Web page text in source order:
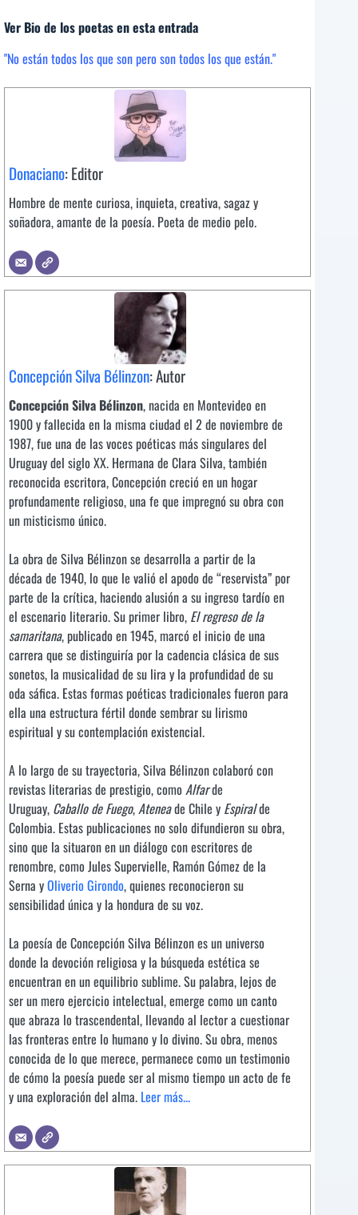
Ver Bio de los poetas en esta entrada
"No están todos los que son pero son todos los que están."
Donaciano: Editor
Hombre de mente curiosa, inquieta, creativa, sagaz y
soñadora, amante de la poesía. Poeta de medio pelo.
Concepción Silva Bélinzon: Autor
Concepción Silva Bélinzon, nacida en Montevideo en
1900 y fallecida en la misma ciudad el 2 de noviembre de
1987, fue una de las voces poéticas más singulares del
Uruguay del siglo XX. Hermana de Clara Silva, también
reconocida escritora, Concepción creció en un hogar
profundamente religioso, una fe que impregnó su obra con
un misticismo único.
La obra de Silva Bélinzon se desarrolla a partir de la
década de 1940, lo que le valió el apodo de “reservista” por
parte de la crítica, haciendo alusión a su ingreso tardío en
el escenario literario. Su primer libro, El regreso de la
samaritana, publicado en 1945, marcó el inicio de una
carrera que se distinguiría por la cadencia clásica de sus
sonetos, la musicalidad de su lira y la profundidad de su
oda sáfica. Estas formas poéticas tradicionales fueron para
ella una estructura fértil donde sembrar su lirismo
espiritual y su contemplación existencial.
A lo largo de su trayectoria, Silva Bélinzon colaboró con
revistas literarias de prestigio, como Alfarde
Uruguay, Caballo de Fuego,Ateneade Chile y Espiralde
Colombia. Estas publicaciones no solo difundieron su obra,
sino que la situaron en un diálogo con escritores de
renombre, como Jules Supervielle, Ramón Gómez de la
Serna yOliverio Girondo, quienes reconocieron su
sensibilidad única y la hondura de su voz.
La poesía de Concepción Silva Bélinzon es un universo
donde la devoción religiosa y la búsqueda estética se
encuentran en un equilibrio sublime. Su palabra, lejos de
ser un mero ejercicio intelectual, emerge como un canto
que abraza lo trascendental, llevando al lector a cuestionar
las fronteras entre lo humano y lo divino. Su obra, menos
conocida de lo que merece, permanece como un testimonio
de cómo la poesía puede ser al mismo tiempo un acto de fe
y una exploración del alma. Leer más...